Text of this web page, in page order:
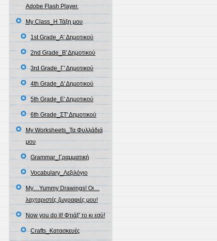
Adobe Flash Player.
My Class_Η Τάξη μου
1st Grade_A' Δημοτικού
2nd Grade_Β' Δημοτικού
3rd Grade_Γ' Δημοτικού
4th Grade_Δ' Δημοτικού
5th Grade_Ε' Δημοτικού
6th Grade_ΣΤ' Δημοτικού
My Worksheets_Τα Φυλλάδιά
μου
Grammar_Γραμματική
Vocabulary_Λεξιλόγιο
My…Yummy Drawings! Οι…
λαχταριστές ζωγραφιές μου!
Now you do it! Φτιάξ' το κι εσύ!
Crafts_Κατασκευές